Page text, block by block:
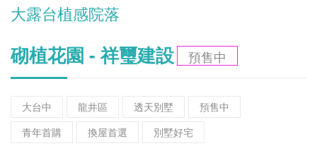
大露台植感院落
砌植花園 - 祥璽建設 預售中
大台中 龍井區 透天別墅
預售中
青年首購
換屋首選 別墅好宅